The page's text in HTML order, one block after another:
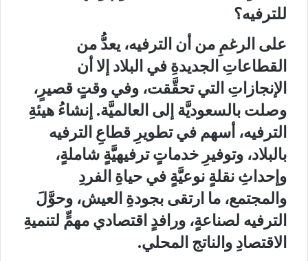
للترفيه؟
على الرغمِ من أن الترفيه، يعدُّ من
القطاعاتِ الجديدةِ في البلاد إلا أن
الإنجازاتِ التي تحقَّقت، وفي وقتٍ قصيرٍ،
وصلت بالسعوديَّة إلى العالميَّة. إنشاءُ هيئةِ
الترفيه، أسهم في تطويرِ قطاعِ الترفيه
بالبلاد، وتوفيرِ خدماتٍ ترفيهيَّةٍ شاملةٍ،
وإحداثِ نقلةٍ نوعيَّةٍ في حياةِ الفردِ
والمجتمع، ما ارتقى بجودةِ العيش، وحوَّلَ
الترفيه لصناعةٍ، ورافدٍ اقتصادي مهمٍّ لتنميةِ
الاقتصادِ والناتج المحلي.